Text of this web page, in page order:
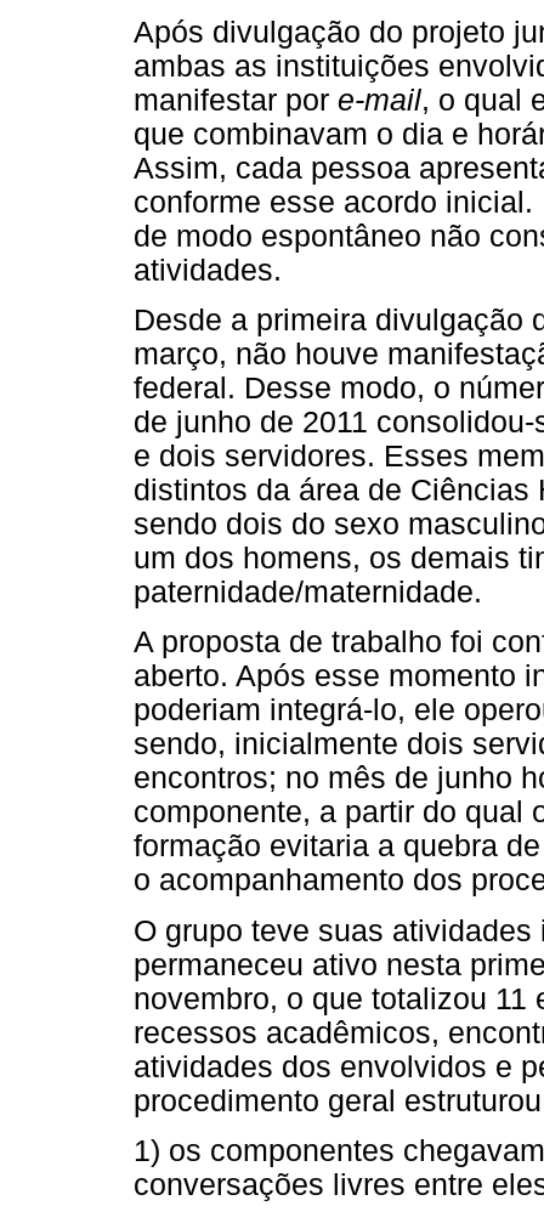
Após divulgação do projeto
ambas as instituições
manifestar por e-mail, o qual
que combinavam o dia e
Assim, cada pessoa
conforme esse acordo
de modo espontâneo não
atividades.
Desde a primeira divulgação
março, não houve
federal. Desse modo, o
de junho de 2011
e dois servidores. Esses
distintos da área de
sendo dois do sexo
um dos homens, os demais
paternidade/maternidade.
A proposta de trabalho foi
aberto. Após esse momento
poderiam integrá-lo, ele
sendo, inicialmente dois
encontros; no mês de junho
componente, a partir do qual
formação evitaria a quebra
o acompanhamento dos
O grupo teve suas
permaneceu ativo nesta
novembro, o que totalizou
recessos acadêmicos,
atividades dos envolvidos e
procedimento geral
1) os componentes
conversações livres entre